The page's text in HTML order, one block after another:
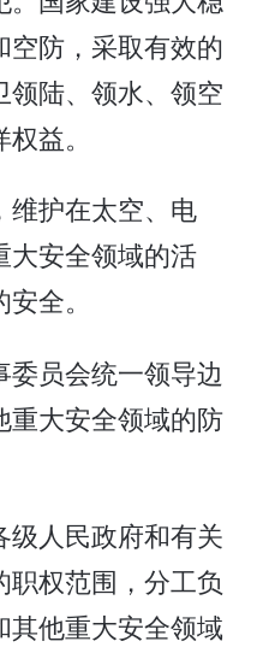
空防，采取有效的
领陆、领水、领空
益。
维护在太空、电
大安全领域的活
全。
员会统一领导边
重大安全领域的防
级人民政府和有关
权范围，分工负
其他重大安全领域